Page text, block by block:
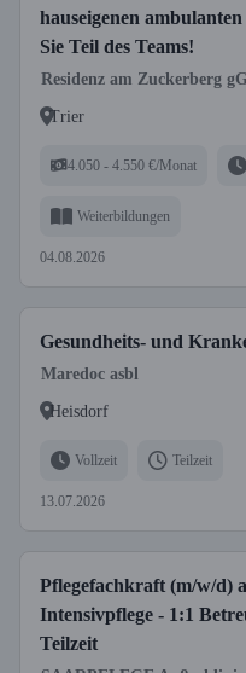
hauseigenen
Sie Teil des Teams!
Residenz am Zuckerberg
Trier
4.050 - 4.550 €/Monat
Weiterbildungen
04.08.2026
Gesundheits- und
Maredoc asbl
Heisdorf
Vollzeit Teilzeit
13.07.2026
Pflegefachkraft (m/w/d)
Intensivpflege - 1:1
Teilzeit